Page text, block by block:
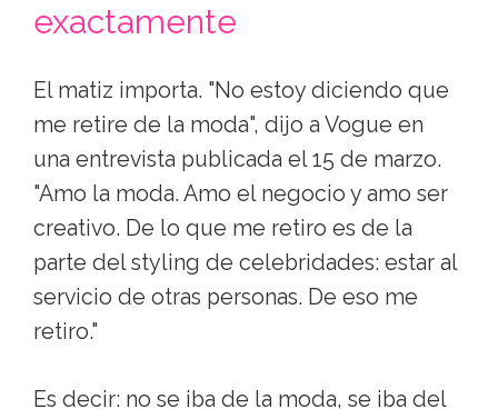
exactamente
El matiz importa. "No estoy diciendo que
me retire de la moda", dijo a Vogue en
una entrevista publicada el 15 de marzo.
"Amo la moda. Amo el negocio y amo ser
creativo. De lo que me retiro es de la
parte del styling de celebridades: estar al
servicio de otras personas. De eso me
retiro."
Es decir: no se iba de la moda, se iba del